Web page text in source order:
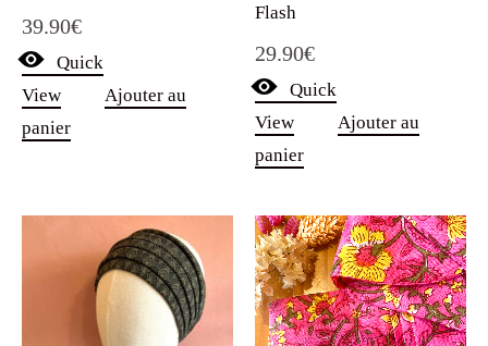
39.90€
Quick
View
Ajouter au
panier
Flash
29.90€
Quick
View
Ajouter au
panier